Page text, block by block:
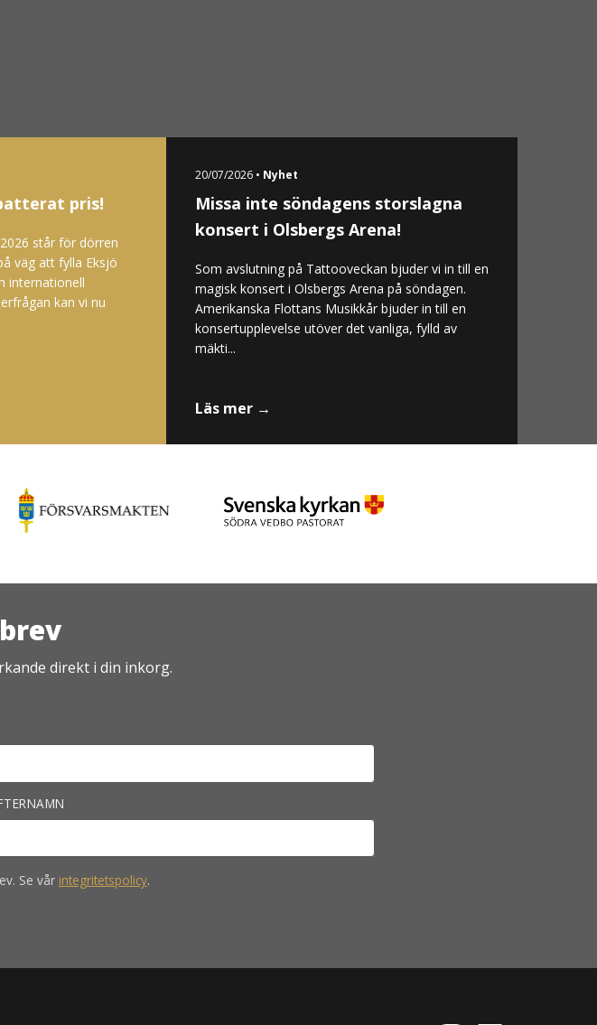
pris!
står för dörren
väg att fylla Eksjö
internationell
kan vi nu
20/07/2026 • Nyhet
Missa inte söndagens storslagna
konsert i Olsbergs Arena!
Som avslutning på Tattooveckan bjuder vi in till en
magisk konsert i Olsbergs Arena på söndagen.
Amerikanska Flottans Musikkår bjuder in till en
konsertupplevelse utöver det vanliga, fylld av
mäkti...
Läs mer →
direkt i din inkorg.
Se vår integritetspolicy.